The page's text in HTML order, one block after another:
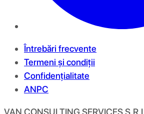
Întrebări frecvente
Termeni și condiții
Confidențialitate
ANPC
VAN CONSULTING SERVICES S.R.L.